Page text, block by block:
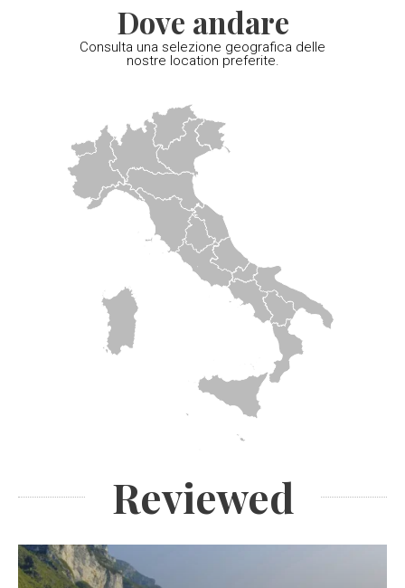
Dove andare
Consulta una selezione geografica delle
nostre location preferite.
Reviewed